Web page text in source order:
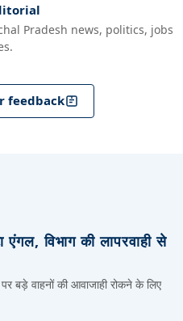
Pradesh news, politics, jobs
feedback
विभाग की लापरवाही से
बड़े वाहनों की आवाजाही रोकने के लिए